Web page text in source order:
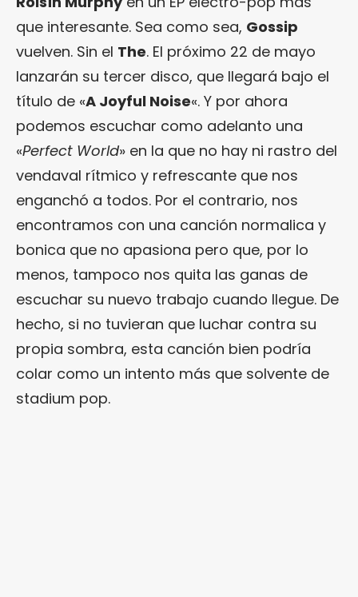
que interesante. Sea como sea, Gossip
vuelven. Sin el The. El próximo 22 de mayo
lanzarán su tercer disco, que llegará bajo el
título de «A Joyful Noise«. Y por ahora
podemos escuchar como adelanto una
«Perfect World» en la que no hay ni rastro del
vendaval rítmico y refrescante que nos
enganchó a todos. Por el contrario, nos
encontramos con una canción normalica y
bonica que no apasiona pero que, por lo
menos, tampoco nos quita las ganas de
escuchar su nuevo trabajo cuando llegue. De
hecho, si no tuvieran que luchar contra su
propia sombra, esta canción bien podría
colar como un intento más que solvente de
stadium pop.